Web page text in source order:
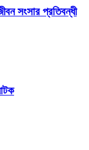
সংসার প্রতিবন্ধী